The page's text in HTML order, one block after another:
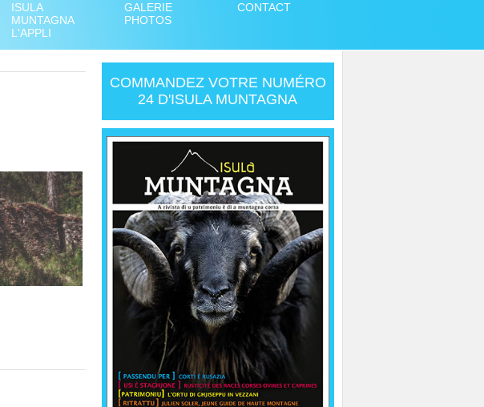
ISULA
MUNTAGNA
L'APPLI
GALERIE
PHOTOS
CONTACT
COMMANDEZ VOTRE NUMÉRO
24 D'ISULA MUNTAGNA